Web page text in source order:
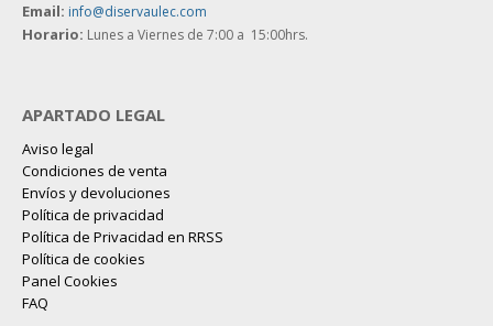
Email: info@diservaulec.com
Horario: Lunes a Viernes de 7:00 a 15:00hrs.
APARTADO LEGAL
Aviso legal
Condiciones de venta
Envíos y devoluciones
Política de privacidad
Política de Privacidad en RRSS
Política de cookies
Panel Cookies
FAQ